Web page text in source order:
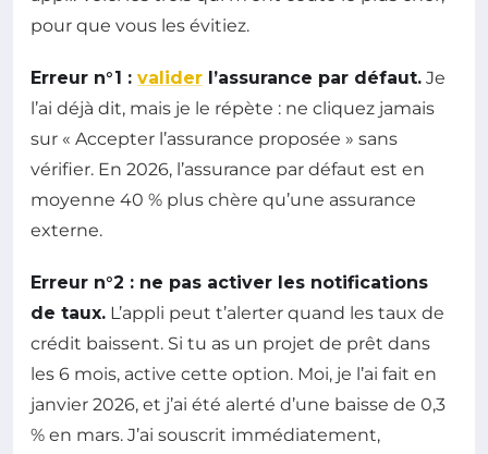
pour que vous les évitiez.
Erreur n°1 : valider l’assurance par défaut. Je
l’ai déjà dit, mais je le répète : ne cliquez jamais
sur « Accepter l’assurance proposée » sans
vérifier. En 2026, l’assurance par défaut est en
moyenne 40 % plus chère qu’une assurance
externe.
Erreur n°2 : ne pas activer les notifications
de taux. L’appli peut t’alerter quand les taux de
crédit baissent. Si tu as un projet de prêt dans
les 6 mois, active cette option. Moi, je l’ai fait en
janvier 2026, et j’ai été alerté d’une baisse de 0,3
% en mars. J’ai souscrit immédiatement,